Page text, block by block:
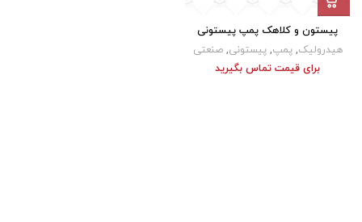
پیستون و کلاهک پمپ پیستونی
هیدرولیک,پمپ,پیستونی,صنعتی
برای قیمت تماس بگیرید